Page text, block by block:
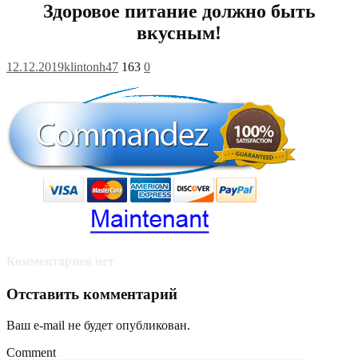
Здоровое питание должно быть
вкусным!
12.12.2019klintonh47 163 0
Отставить комментарий
Ваш e-mail не будет опубликован.
Comment